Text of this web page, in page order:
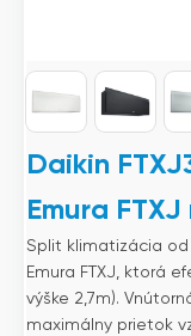
Daikin
Emura
Split klimatizácia od
Emura FTXJ, ktorá
výške 2,7m).
maximálny prietok